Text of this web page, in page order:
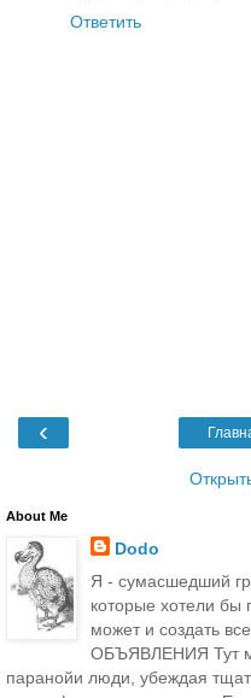
Ответить
‹
About Me
Dodo
Я - сумасшедший
которые хотели бы
может и создать
ОБЪЯВЛЕНИЯ Тут
паранойи люди, убеждая